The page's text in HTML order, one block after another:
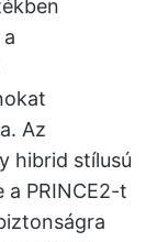
Az
hibrid stílusú
PRINCE2-t